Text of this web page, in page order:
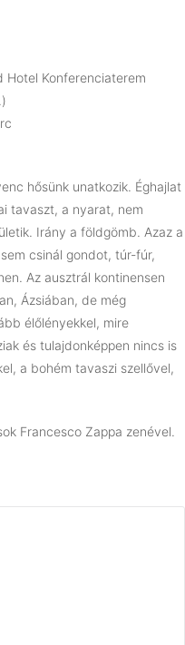
Hotel Konferenciaterem
hősünk unatkozik. Éghajlat
tavaszt, a nyarat, nem
Irány a földgömb. Azaz a
csinál gondot, túr-fúr,
Az ausztrál kontinensen
Ázsiában, de még
élőlényekkel, mire
és tulajdonképpen nincs is
a bohém tavaszi szellővel,
Francesco Zappa zenével.